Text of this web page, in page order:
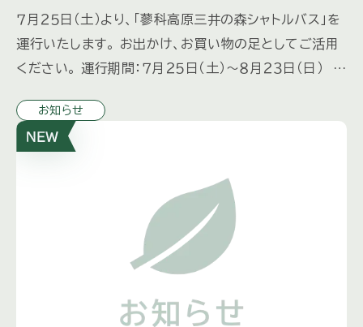
７月２５日（土）より、「蓼科高原三井の森シャトルバス」を
運行いたします。 お出かけ、お買い物の足としてご活用
ください。 運行期間：７月２５日（土）～８月２３日（日） 毎
お知らせ